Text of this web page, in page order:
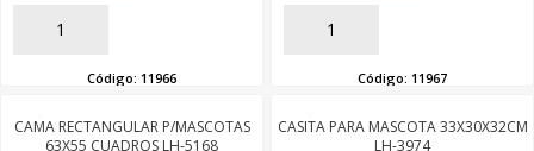
AÑADIR
Código: 11966
AÑADIR
Código: 11967
CAMA RECTANGULAR P/MASCOTAS
63X55 CUADROS LH-5168
CASITA PARA MASCOTA 33X30X32CM
LH-3974